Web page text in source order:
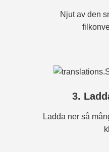
Njut av den
3.
Ladda ner så